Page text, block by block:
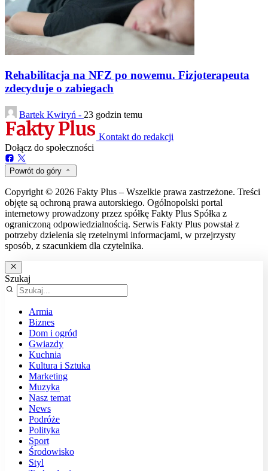
Rehabilitacja na NFZ po nowemu. Fizjoterapeuta
zdecyduje o zabiegach
Bartek Kwiryń - 23 godzin temu
Kontakt do redakcji
Dołącz do społeczności
Powrót do góry
Copyright © 2026 Fakty Plus – Wszelkie prawa zastrzeżone. Treści
objęte są ochroną prawa autorskiego. Ogólnopolski portal
internetowy prowadzony przez spółkę Fakty Plus Spółka z
ograniczoną odpowiedzialnością. Serwis Fakty Plus powstał z
potrzeby dzielenia się rzetelnymi informacjami, w przejrzysty
sposób, z szacunkiem dla czytelnika.
Szukaj
Armia
Biznes
Dom i ogród
Gwiazdy
Kuchnia
Kultura i Sztuka
Marketing
Muzyka
Nasz temat
News
Podróże
Polityka
Sport
Środowisko
Styl